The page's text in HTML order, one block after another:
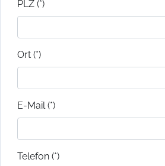
PLZ (*)
Ort (*)
E-Mail (*)
Telefon (*)